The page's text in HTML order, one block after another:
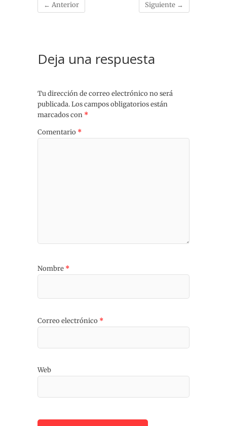
← Anterior Siguiente →
Deja una respuesta
Tu dirección de correo electrónico no será
publicada.Los campos obligatorios están
marcados con *
Comentario *
Nombre *
Correo electrónico *
Web